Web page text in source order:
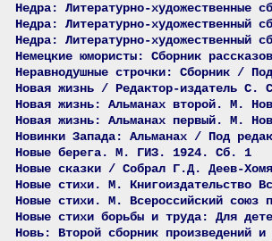
Недра: Литературно-
Недра: Литературно-
Недра: Литературно-
Немецкие юмористы: Сборник
Неравнодушные строчки: Сборник /
Новая жизнь / Редактор-издатель С.
Новая жизнь: Альманах второй. М.
Новая жизнь: Альманах первый. М.
Новинки Запада: Альманах / Под
Новые берега. М. ГИЗ. 1924. Сб. 1
Новые сказки / Собрал Г.Д. Деев-
Новые стихи. М. Книгоиздательство
Новые стихи. М. Всероссийский
Новые стихи борьбы и труда: Для
Новь: Второй сборник произведений